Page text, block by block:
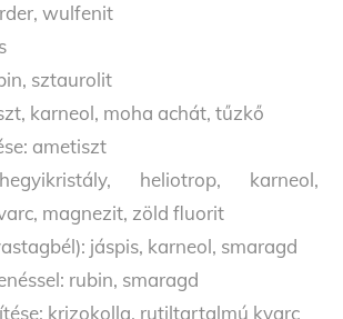
wulfenit
sztaurolit
karneol, moha achát, tűzkő
ametiszt
heliotrop, karneol,
magnezit, zöld fluorit
jáspis, karneol, smaragd
rubin, smaragd
krizokolla, rutiltartalmú kvarc